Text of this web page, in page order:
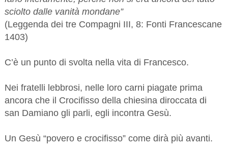
sciolto dalle vanità mondane”
(Leggenda dei tre Compagni III, 8: Fonti Francescane
1403)
C’è un punto di svolta nella vita di Francesco.
Nei fratelli lebbrosi, nelle loro carni piagate prima
ancora che il Crocifisso della chiesina diroccata di
san Damiano gli parli, egli incontra Gesù.
Un Gesù “povero e crocifisso” come dirà più avanti.